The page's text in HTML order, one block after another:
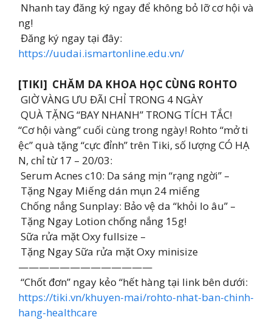
Nhanh tay đăng ký ngay để không bỏ lỡ cơ hội và
ng!
Đăng ký ngay tại đây:
https://uudai.ismartonline.edu.vn/
[TIKI] CHĂM DA KHOA HỌC CÙNG ROHTO
GIỜ VÀNG ƯU ĐÃI CHỈ TRONG 4 NGÀY
QUÀ TẶNG “BAY NHANH” TRONG TÍCH TẮC!
“Cơ hội vàng” cuối cùng trong ngày! Rohto “mở ti
ệc” quà tặng “cực đỉnh” trên Tiki, số lượng CÓ HẠ
N, chỉ từ 17 – 20/03:
Serum Acnes c10: Da sáng mịn “rạng ngời” –
Tặng Ngay Miếng dán mụn 24 miếng
Chống nắng Sunplay: Bảo vệ da “khỏi lo âu” –
Tặng Ngay Lotion chống nắng 15g!
Sữa rửa mặt Oxy fullsize –
Tặng Ngay Sữa rửa mặt Oxy minisize
—————————————
“Chốt đơn” ngay kẻo “hết hàng tại link bên dưới:
https://tiki.vn/khuyen-mai/rohto-nhat-ban-chinh-
hang-healthcare